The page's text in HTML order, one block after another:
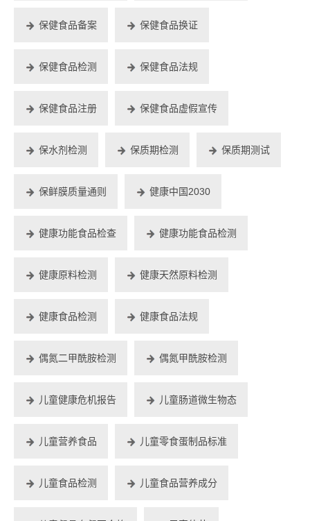
保健食品备案 保健食品换证
保健食品检测 保健食品法规
保健食品注册 保健食品虚假宣传
保水剂检测 保质期检测 保质期测试
保鲜膜质量通则 健康中国2030
健康功能食品检查 健康功能食品检测
健康原料检测 健康天然原料检测
健康食品检测 健康食品法规
偶氮二甲酰胺检测 偶氮甲酰胺检测
儿童健康危机报告 儿童肠道微生物态
儿童营养食品 儿童零食蛋制品标准
儿童食品检测 儿童食品营养成分